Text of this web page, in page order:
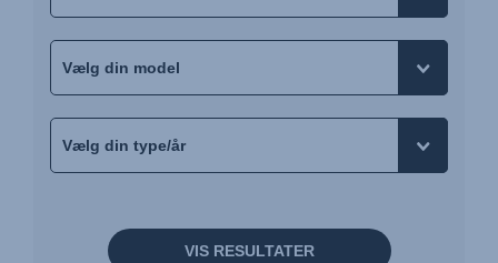
VIS RESULTATER